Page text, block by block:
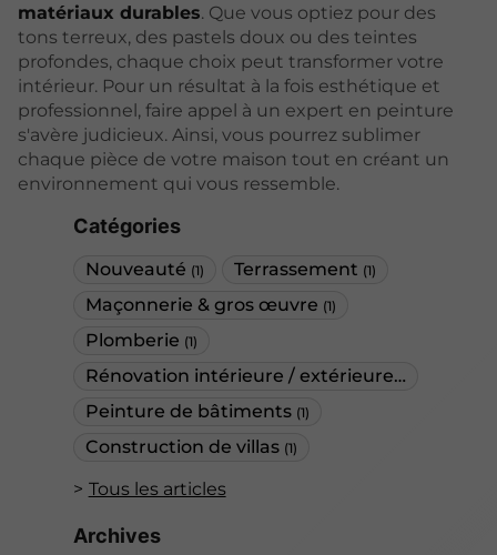
Catégories
Nouveauté (1) Terrassement (1)
Maçonnerie & gros œuvre (1)
Plomberie (1)
Rénovation intérieure / extérieure
(1)
Peinture de bâtiments (1)
Construction de villas (1)
Tous les articles
Archives
matériaux durables. Que vous optiez pour des
tons terreux, des pastels doux ou des teintes
profondes, chaque choix peut transformer votre
intérieur. Pour un résultat à la fois esthétique et
professionnel, faire appel à un expert en peinture
s'avère judicieux. Ainsi, vous pourrez sublimer
chaque pièce de votre maison tout en créant un
environnement qui vous ressemble.